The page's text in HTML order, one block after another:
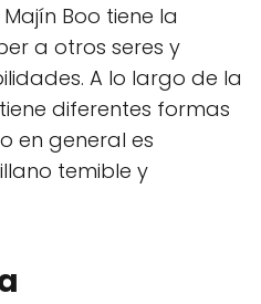
Boo tiene la
a otros seres y
A lo largo de la
diferentes formas
en general es
temible y